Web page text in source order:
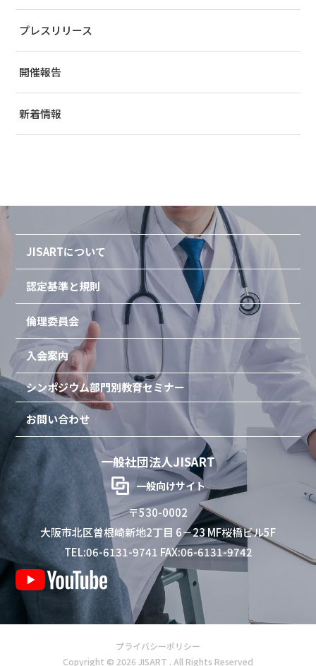
プレスリリース
開催報告
新着情報
JISARTについて
認定基準と規則
倫理委員会
入会案内
シンポジウム部門別教育セミナー
お問い合わせ
一般社団法人JISART
一般向けサイト
〒530-0002
大阪市北区曽根崎新地2丁目 6－23 MF桜橋ビル5F
TEL:06-6131-9741 FAX:06-6131-9742
プライバシーポリシー
Copyright © 2026 JISART . All Rights Reserved